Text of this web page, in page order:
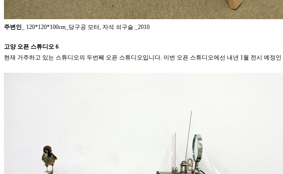
주변인 _ 120*120*100cm_당구공 모터, 자석 쇠구슬 _2010
고양 오픈 스튜디오 6
현재 거주하고 있는 스튜디오의 두번째 오픈 스튜디오입니다. 이번 오픈 스튜디오에선 내년 1월 전시 예정인